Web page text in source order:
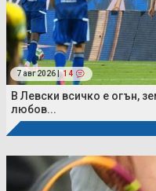
7 авг 2026 | 14
В Левски всичко е огън,
любов...